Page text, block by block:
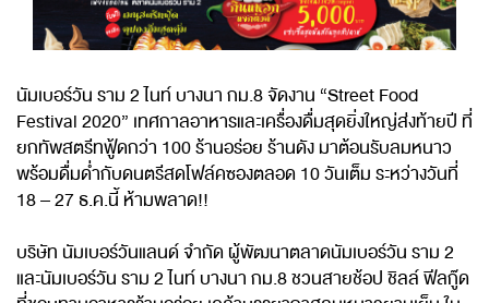
นัมเบอร์วัน ราม 2 ไนท์ บางนา กม.8 จัดงาน “Street Food
Festival 2020” เทศกาลอาหารและเครื่องดื่มสุดยิ่งใหญ่ส่งท้ายปี ที่
ยกทัพสตรีทฟู้ดกว่า 100 ร้านอร่อย ร้านดัง มาต้อนรับลมหนาว
พร้อมดื่มด่ำกับดนตรีสดโฟล์คซองตลอด 10 วันเต็ม ระหว่างวันที่
18 – 27 ธ.ค.นี้ ห้ามพลาด!!
บริษัท นัมเบอร์วันแลนด์ จำกัด ผู้พัฒนาตลาดนัมเบอร์วัน ราม 2
และนัมเบอร์วัน ราม 2 ไนท์ บางนา กม.8 ชวนสายช้อป ชิลล์ ฟีลกู๊ด